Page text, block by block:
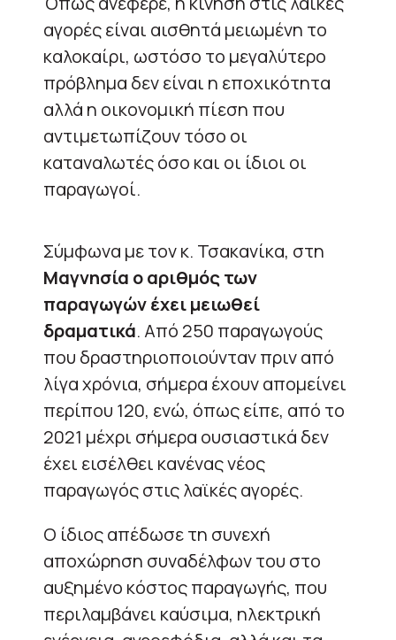
αγορές είναι αισθητά μειωμένη το
καλοκαίρι, ωστόσο το μεγαλύτερο
πρόβλημα δεν είναι η εποχικότητα
αλλά η οικονομική πίεση που
αντιμετωπίζουν τόσο οι
καταναλωτές όσο και οι ίδιοι οι
παραγωγοί.
Σύμφωνα με τον κ. Τσακανίκα, στη
Μαγνησία ο αριθμός των
παραγωγών έχει μειωθεί
δραματικά. Από 250 παραγωγούς
που δραστηριοποιούνταν πριν από
λίγα χρόνια, σήμερα έχουν απομείνει
περίπου 120, ενώ, όπως είπε, από το
2021 μέχρι σήμερα ουσιαστικά δεν
έχει εισέλθει κανένας νέος
παραγωγός στις λαϊκές αγορές.
Ο ίδιος απέδωσε τη συνεχή
αποχώρηση συναδέλφων του στο
αυξημένο κόστος παραγωγής, που
περιλαμβάνει καύσιμα, ηλεκτρική